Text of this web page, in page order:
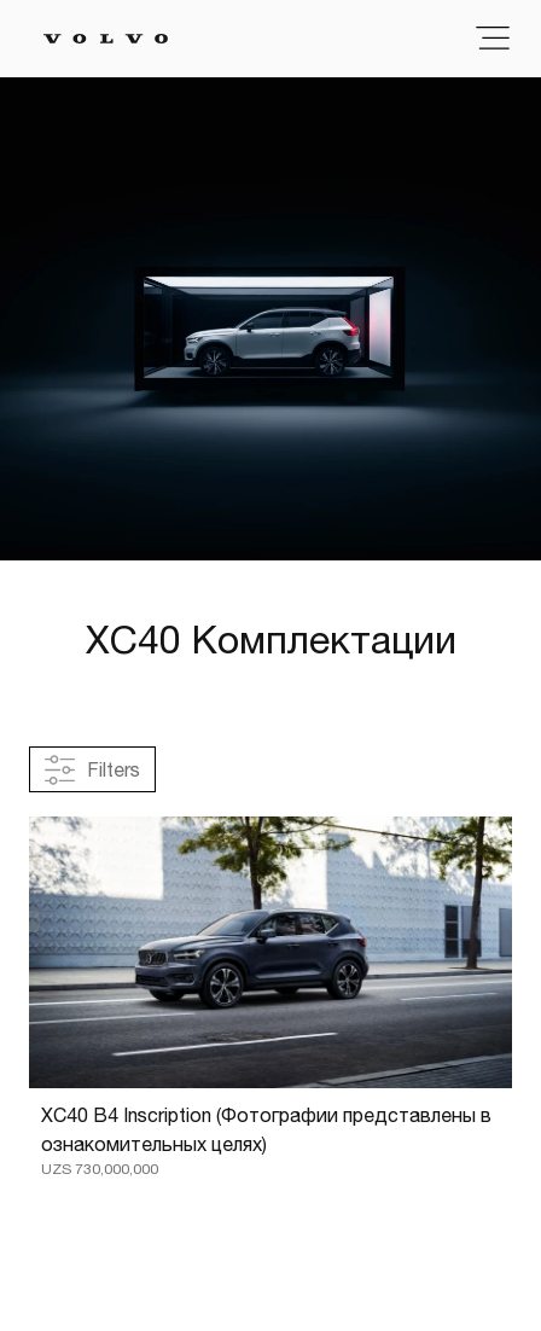
XC40 Комплектации
Filters
XC40 B4 Inscription (Фотографии представлены в
ознакомительных целях)
UZS 730,000,000